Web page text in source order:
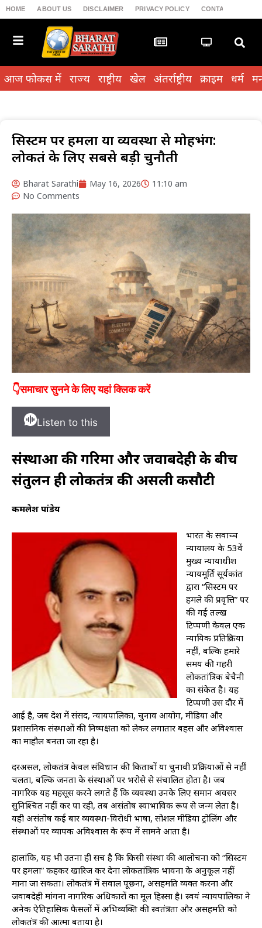
HOME ABOUT US DISCLAIMER PRIVACY POLICY CONTACT US
आज फोकस में राज्य राष्ट्रीय खेल अंतर्राष्ट्रीय क्राइम धर्म
सिस्टम पर हमला या व्यवस्था से मोहभंग:
लोकतंत्र के लिए सबसे बड़ी चुनौती
Bharat Sarathi May 16, 2026
11:10 am
No Comments
👇समाचार सुनने के लिए यहां क्लिक करें
Listen to this
संस्थाओं की गरिमा और जवाबदेही के बीच
संतुलन ही लोकतंत्र की असली कसौटी
कमलेश पांडेय
भारत के सर्वोच्च
न्यायालय के 53वें
मुख्य न्यायाधीश
न्यायमूर्ति सूर्यकांत
द्वारा “सिस्टम पर
हमले की प्रवृत्ति” पर
की गई तल्ख
टिप्पणी केवल एक
न्यायिक प्रतिक्रिया
नहीं, बल्कि हमारे
समय की गहरी
लोकतांत्रिक बेचैनी
का संकेत है। यह
टिप्पणी उस दौर में
आई है, जब देश में संसद, न्यायपालिका, चुनाव आयोग, मीडिया और
प्रशासनिक संस्थाओं की निष्पक्षता को लेकर लगातार बहस और अविश्वास
का माहौल बनता जा रहा है।
दरअसल, लोकतंत्र केवल संविधान की किताबों या चुनावी प्रक्रियाओं से नहीं
चलता, बल्कि जनता के संस्थाओं पर भरोसे से संचालित होता है। जब
नागरिक यह महसूस करने लगते हैं कि व्यवस्था उनके लिए समान अवसर
सुनिश्चित नहीं कर पा रही, तब असंतोष स्वाभाविक रूप से जन्म लेता है।
यही असंतोष कई बार व्यवस्था-विरोधी भाषा, सोशल मीडिया ट्रोलिंग और
संस्थाओं पर व्यापक अविश्वास के रूप में सामने आता है।
हालांकि, यह भी उतना ही सच है कि किसी संस्था की आलोचना को “सिस्टम
पर हमला” कहकर खारिज कर देना लोकतांत्रिक भावना के अनुकूल नहीं
माना जा सकता। लोकतंत्र में सवाल पूछना, असहमति व्यक्त करना और
जवाबदेही मांगना नागरिक अधिकारों का मूल हिस्सा है। स्वयं न्यायपालिका ने
अनेक ऐतिहासिक फैसलों में अभिव्यक्ति की स्वतंत्रता और असहमति को
लोकतंत्र की आत्मा बताया है।